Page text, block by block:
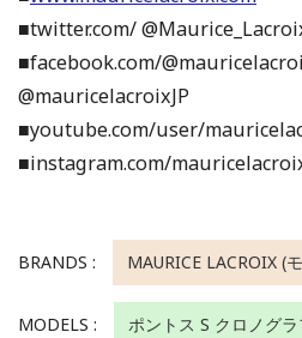
■twitter.com/
■facebook.com/
@mauricelacroixJP
■youtube.com/user/
■instagram.com/
BRANDS : MAURICE LACROIX (
MODELS : ポントス S クロノグラ